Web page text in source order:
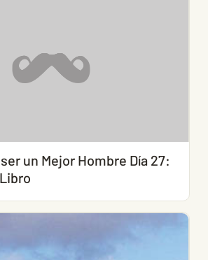
un Mejor Hombre Día 27: